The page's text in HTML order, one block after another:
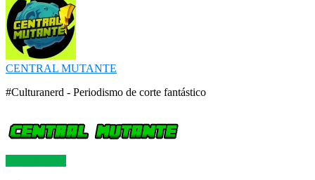
CENTRAL MUTANTE
#Culturanerd - Periodismo de corte fantástico